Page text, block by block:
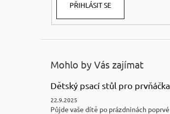
PŘIHLÁSIT SE
Mohlo by Vás zajímat
Dětský psací stůl pro prvňáčka
22.9.2025
Půjde vaše dítě po prázdninách poprvé